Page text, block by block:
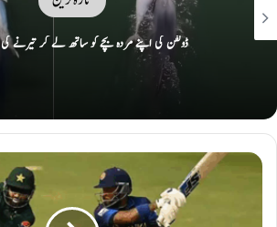
امریکا سے اشارے ملے ہیں کہ وہ وعدوں پر پھر سے عمل